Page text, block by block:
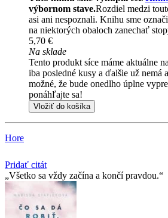
výbornom stave.Rozdiel medzi
asi ani nespoznali. Knihu sme
na niektorých obaloch zanechať
5,70 €
Na sklade
Tento produkt síce máme aktuálne
iba posledné kusy a ďalšie už nemá
možné, že bude onedlho úplne
ponáhľajte sa!
Vložiť do košíka
Hore
Pridať citát
Všetko sa vždy začína a končí pravdou.